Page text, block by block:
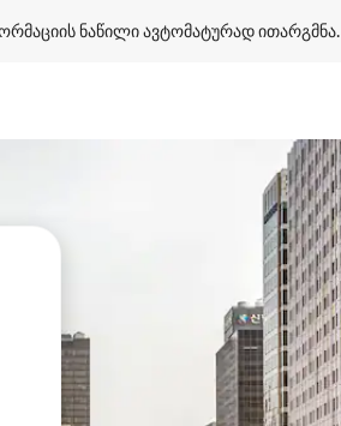
ნაწილი ავტომატურად ითარგმნა.